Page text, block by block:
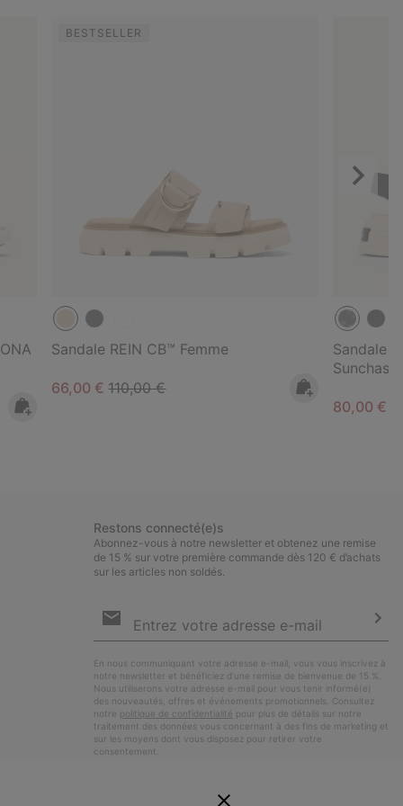
BESTSELLER
Sandale REIN CB™ Femme
Sale price:
66,00 €Regular price:
110,00 €
Sandale
Sunchase
Minimum
80,00 €
Suivant
Restons connecté(e)s
Abonnez-vous à notre newsletter et obtenez une remise
de 15 % sur votre première commande dès 120 € d’achats
sur les articles non soldés.
par
En nous communiquant votre adresse e-mail, vous vous inscrivez à
notre newsletter et bénéficiez d’une remise de bienvenue de 15 %.
Nous utiliserons votre adresse e-mail pour vous tenir informé(e)
des nouveautés, offres et événements promotionnels. Consultez
notre politique de confidentialité pour plus de détails sur notre
traitement des données vous concernant à des fins de marketing et
sur les moyens dont vous disposez pour retirer votre
consentement.